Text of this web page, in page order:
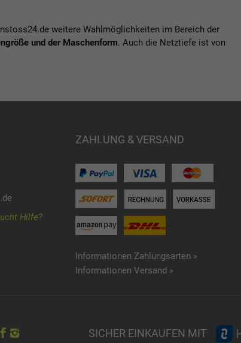
weitere Wahlmöglichkeiten im Bereich der
und der Maschenform. Auch die Netztiefe ist von
Hilfe?
ZAHLUNG & VERSAND
Informationen Zahlungsarten »
Informationen Versand »
SICHER EINKAUFEN MIT